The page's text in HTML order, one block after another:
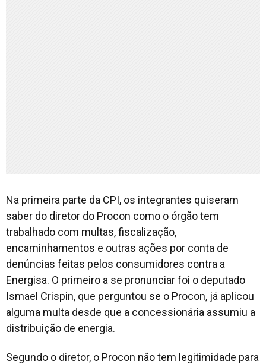
Na primeira parte da CPI, os integrantes quiseram
saber do diretor do Procon como o órgão tem
trabalhado com multas, fiscalização,
encaminhamentos e outras ações por conta de
denúncias feitas pelos consumidores contra a
Energisa. O primeiro a se pronunciar foi o deputado
Ismael Crispin, que perguntou se o Procon, já aplicou
alguma multa desde que a concessionária assumiu a
distribuição de energia.
Segundo o diretor, o Procon não tem legitimidade para